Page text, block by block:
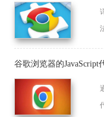
谷歌浏览器的JavaScript